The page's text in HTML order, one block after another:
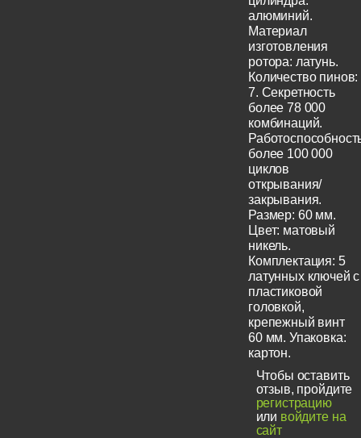
алюминий.
Материал
изготовления
ротора: латунь.
Количество пинов:
7. Секретность
более 78 000
комбинаций.
более 100 000
циклов
открывания/
закрывания.
Размер: 60 мм.
Цвет: матовый
никель.
Комплектация: 5
латунных ключей с
пластиковой
головкой,
крепежный винт
60 мм. Упаковка:
картон.
Чтобы оставить
отзыв, пройдите
регистрацию
или войдите на
сайт